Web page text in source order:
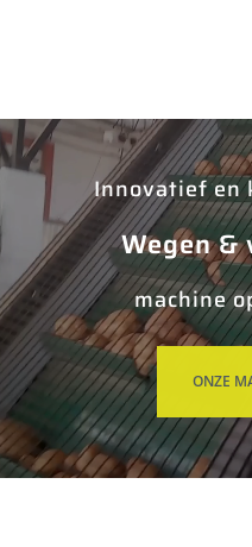
Video
Player
Innovatief en
Wegen &
machine
ONZE